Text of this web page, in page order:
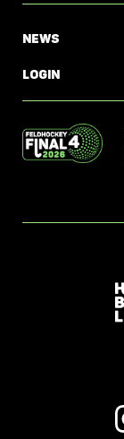
News
Login